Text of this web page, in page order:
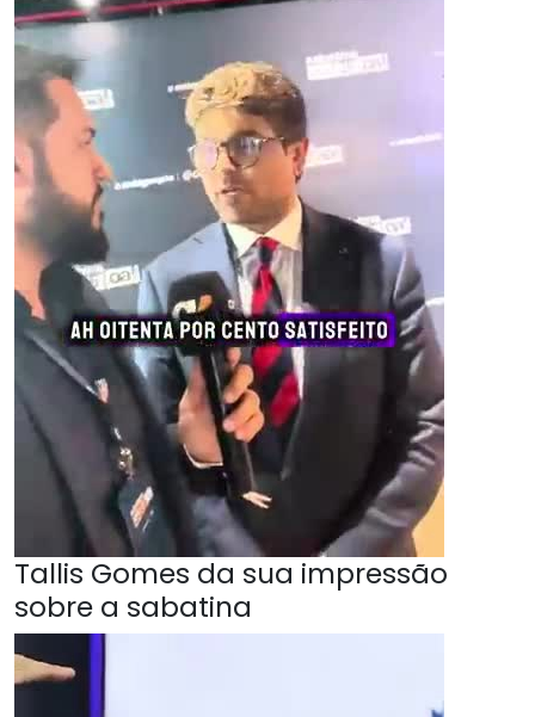
Tallis Gomes da sua impressão
sobre a sabatina